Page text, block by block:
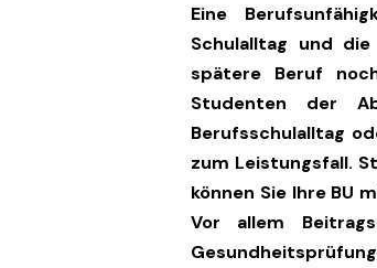
Eine
Schulalltag und
spätere Beruf
Studenten der
Berufsschulalltag
zum Leistungsfall.
können Sie Ihre BU
Vor allem